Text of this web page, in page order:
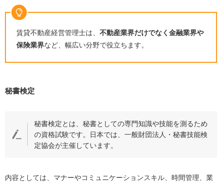
賃貸不動産経営管理士は、 不動産業界だけでなく金融業界や
保険業界など、幅広い分野で役立ちます。
秘書検定
秘書検定とは、秘書としての専門知識や技能を測るため
の資格試験です。日本では、一般財団法人・秘書技能検
定協会が主催しています。
内容としては、マナーやコミュニケーションスキル、時間管理、業